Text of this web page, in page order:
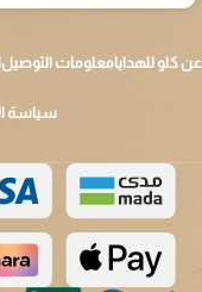
عن كلو للهدايامعلومات التوصيل
سياسة